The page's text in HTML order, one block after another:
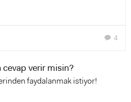
chat 4
cevap verir misin?
faydalanmak istiyor!